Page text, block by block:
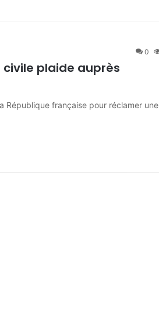
0
civile plaide auprès
République française pour réclamer une